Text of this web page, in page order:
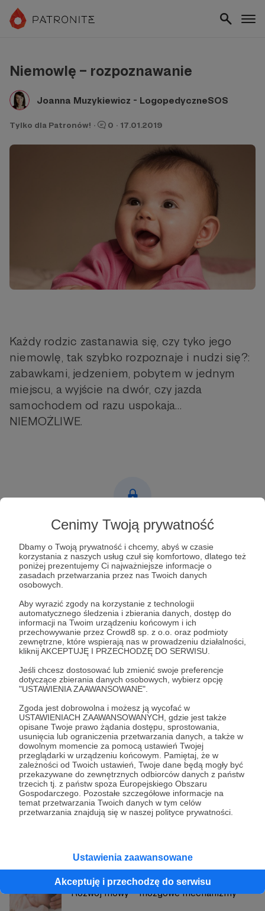
Cenimy Twoją prywatność
Dbamy o Twoją prywatność i chcemy, abyś w czasie
korzystania z naszych usług czuł się komfortowo, dlatego też
poniżej prezentujemy Ci najważniejsze informacje o
zasadach przetwarzania przez nas Twoich danych
osobowych.
Aby wyrazić zgody na korzystanie z technologii
automatycznego śledzenia i zbierania danych, dostęp do
informacji na Twoim urządzeniu końcowym i ich
przechowywanie przez Crowd8 sp. z o.o. oraz podmioty
zewnętrzne, które wspierają nas w prowadzeniu działalności,
kliknij AKCEPTUJĘ I PRZECHODZĘ DO SERWISU.
Jeśli chcesz dostosować lub zmienić swoje preferencje
dotyczące zbierania danych osobowych, wybierz opcję
"USTAWIENIA ZAAWANSOWANE".
Zgoda jest dobrowolna i możesz ją wycofać w
USTAWIENIACH ZAAWANSOWANYCH, gdzie jest także
opisane Twoje prawo żądania dostępu, sprostowania,
usunięcia lub ograniczenia przetwarzania danych, a także w
dowolnym momencie za pomocą ustawień Twojej
przeglądarki w urządzeniu końcowym. Pamiętaj, że w
zależności od Twoich ustawień, Twoje dane będą mogły być
przekazywane do zewnętrznych odbiorców danych z państw
trzecich tj. z państw spoza Europejskiego Obszaru
Gospodarczego. Pozostałe szczegółowe informacje na
temat przetwarzania Twoich danych w tym celów
przetwarzania znajdują się w naszej polityce prywatności.
Ustawienia zaawansowane
Akceptuję i przechodzę do serwisu
Niemowlę – rozpoznawanie
Joanna Muzykiewicz - LogopedyczneSOS
Tylko dla Patronów! · 0 · 17.01.2019
Każdy rodzic zastanawia się, czy tyko jego
niemowlę, tak szybko rozpoznaje i nudzi się?:
zabawkami, jedzeniem, pobytem w jednym
miejscu, a wyjście na dwór, czy jazda
samochodem od razu uspokaja…
NIEMOŻLIWE.
Post dostępny tylko dla Patronów
Aby zobaczyć ten materiał musisz być zalogowany
Zaloguj się
niemowlę rozpoznawanie dziecko rodzice
Udostępnij
Joanna Muzykiewicz - LogopedyczneSOS
Zobacz profil autora
Zobacz również
Rozwój mowy – mózgowe mechanizmy